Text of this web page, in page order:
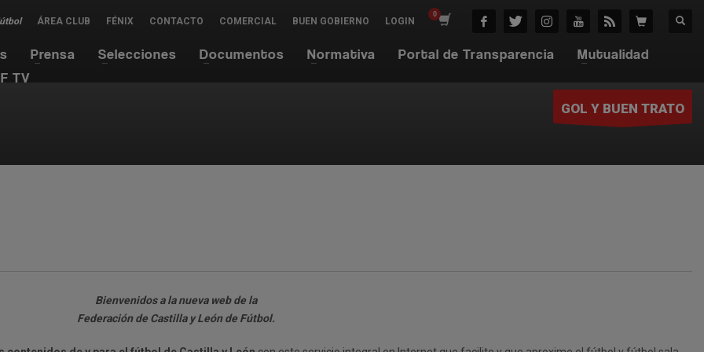
ÁREA CLUB FÉNIX CONTACTO COMERCIAL BUEN GOBIERNO LOGIN
Prensa Selecciones Documentos Normativa Portal de Transparencia
Mutualidad
TV
GOL Y BUEN TRATO
Bienvenidos a la nueva web de la
Federación de Castilla y León de Fútbol.